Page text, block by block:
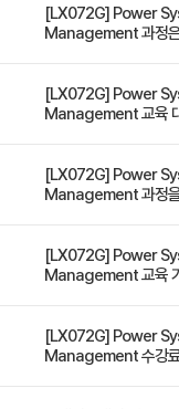
[LX072G] Power
Management 과정은
본 과정은 Linux on
합니다. 또한, Power
한 스킬 세트를 중점적
[LX072G] Power
Management 교육
Power Systems 지원
Linux 시스템 관리자, 시
[LX072G] Power
Management 과정을
본 과정을 수료하면 아
Systems 환경에서의
Channel • iSCSI •
옵션 확인
[LX072G] Power
Management 교육
2일 과정입니다. 상세 일
[LX072G] Power
Management 수강